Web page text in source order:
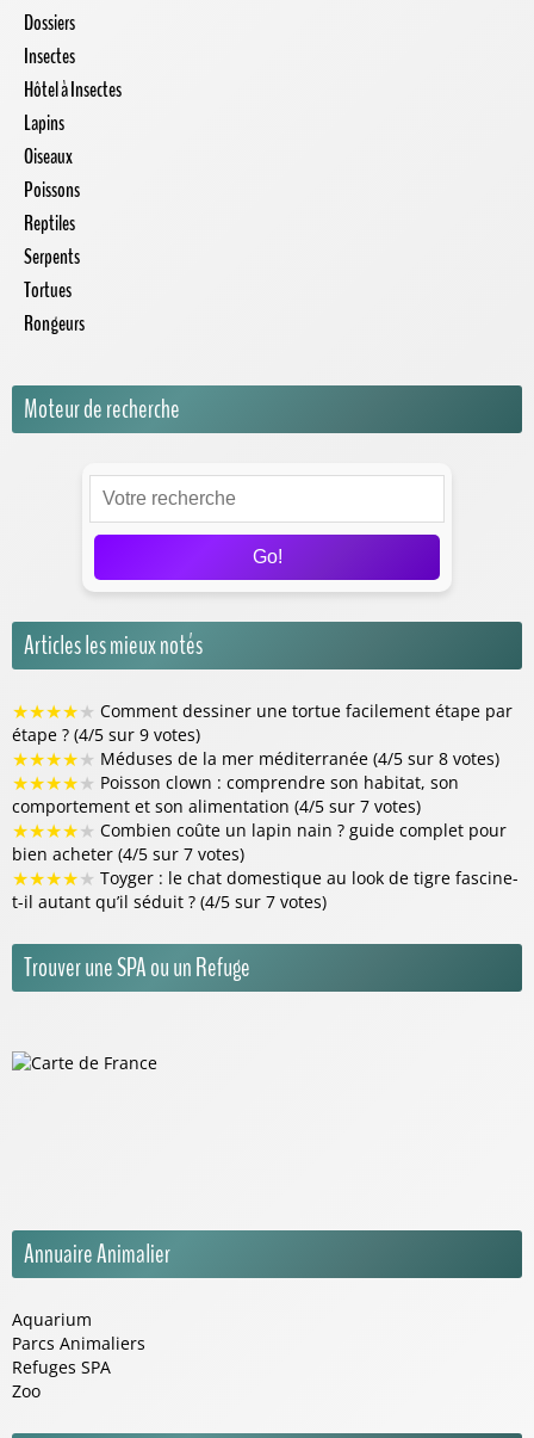
Dossiers
Insectes
Hôtel à Insectes
Lapins
Oiseaux
Poissons
Reptiles
Serpents
Tortues
Rongeurs
Moteur de recherche
Go!
Articles les mieux notés
★★★★★ Comment dessiner une tortue facilement étape par
étape ? (4/5 sur 9 votes)
★★★★★ Méduses de la mer méditerranée (4/5 sur 8 votes)
★★★★★ Poisson clown : comprendre son habitat, son
comportement et son alimentation (4/5 sur 7 votes)
★★★★★ Combien coûte un lapin nain ? guide complet pour
bien acheter (4/5 sur 7 votes)
★★★★★ Toyger : le chat domestique au look de tigre fascine-
t-il autant qu’il séduit ? (4/5 sur 7 votes)
Trouver une SPA ou un Refuge
Annuaire Animalier
Aquarium
Parcs Animaliers
Refuges SPA
Zoo